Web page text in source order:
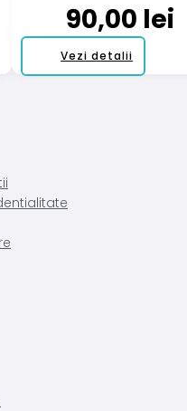
90,00 lei
Vezi detalii
produs